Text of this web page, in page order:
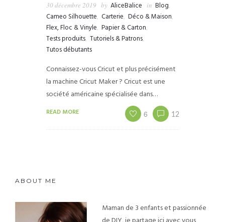
30 décembre 2019 by AliceBalice in Blog,
Cameo Silhouette, Carterie, Déco & Maison,
Flex, Floc & Vinyle, Papier & Carton,
Tests produits, Tutoriels & Patrons,
Tutos débutants
Connaissez-vous Cricut et plus précisément
la machine Cricut Maker ? Cricut est une
société américaine spécialisée dans…
READ MORE 6 12
ABOUT ME
Maman de 3 enfants et passionnée